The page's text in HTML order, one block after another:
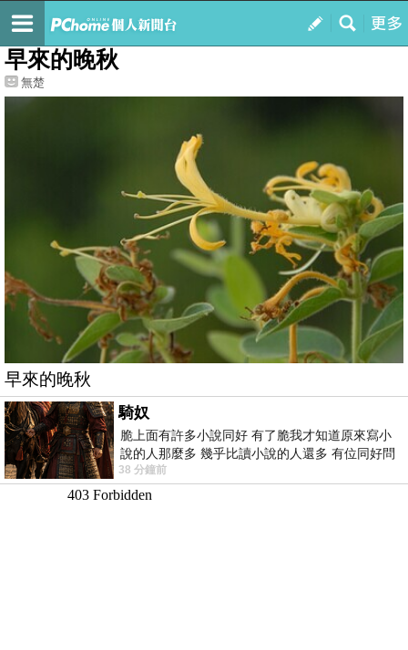
我的
最新文章
早來的晚秋
無楚
早來的晚秋
騎奴
脆上面有許多小說同好 有了脆我才知道原來寫小
說的人那麼多 幾乎比讀小說的人還多 有位同好問
了一個問題 她說為什麼高中文學獎的
38 分鐘前